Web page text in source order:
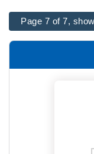
Page 7 of 7,